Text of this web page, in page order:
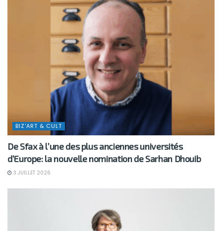
BIZ'ART & CULT
De Sfax à l’une des plus anciennes universités
d’Europe: la nouvelle nomination de Sarhan Dhouib
3 JUILLET 2026